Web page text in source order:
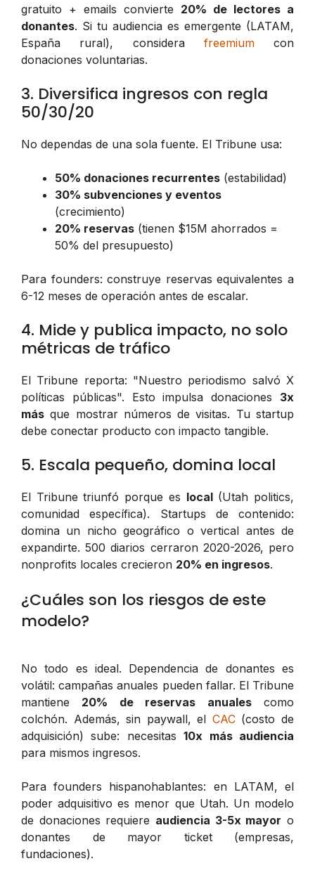
gratuito + emails convierte 20% de lectores a
donantes. Si tu audiencia es emergente (LATAM,
España rural), considera freemiumcon
donaciones voluntarias.
3. Diversifica ingresos con regla
50/30/20
No dependas de una sola fuente. El Tribune usa:
50% donaciones recurrentes (estabilidad)
30% subvenciones y eventos
(crecimiento)
20% reservas (tienen $15M ahorrados =
50% del presupuesto)
Para founders: construye reservas equivalentes a
6-12 meses de operación antes de escalar.
4. Mide y publica impacto, no solo
métricas de tráfico
El Tribune reporta: "Nuestro periodismo salvó X
políticas públicas". Esto impulsa donaciones 3x
más que mostrar números de visitas. Tu startup
debe conectar producto con impacto tangible.
5. Escala pequeño, domina local
El Tribune triunfó porque es local(Utah politics,
comunidad específica). Startups de contenido:
domina un nicho geográfico o vertical antes de
expandirte. 500 diarios cerraron 2020-2026, pero
nonprofits locales crecieron 20% en ingresos.
¿Cuáles son los riesgos de este
modelo?
No todo es ideal. Dependencia de donantes es
volátil: campañas anuales pueden fallar. El Tribune
mantiene 20% de reservas anualescomo
colchón. Además, sin paywall, el CAC(costo de
adquisición) sube: necesitas10x más audiencia
para mismos ingresos.
Para founders hispanohablantes: en LATAM, el
poder adquisitivo es menor que Utah. Un modelo
de donaciones requiere audiencia 3-5x mayor o
donantes de mayor ticket (empresas,
fundaciones).